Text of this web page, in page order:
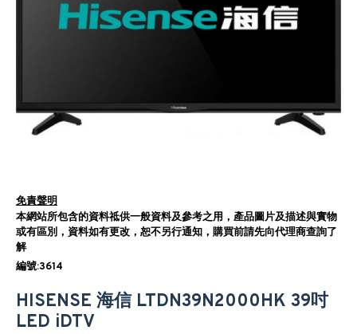
免責聲明
本網站所包含的資料祗供一般資料及參考之用，產品圖片及描述與實物
或有區別，資料如有更改，恕不另行通知，購買前請先向代理商查詢了
解
編號:3614
HISENSE 海信 LTDN39N2000HK 39吋
LED iDTV